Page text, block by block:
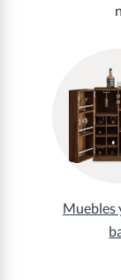
Muebles